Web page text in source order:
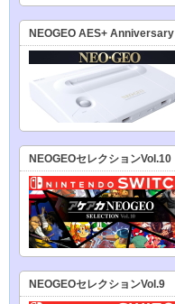
NEOGEO AES+ Anniversary
NEOGEOセレクションVol.10
NEOGEOセレクションVol.9